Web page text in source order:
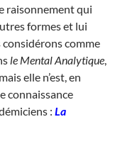
raisonnement qui
formes et lui
comme
le Mental Analytique
elle n’est, en
connaissance
: La